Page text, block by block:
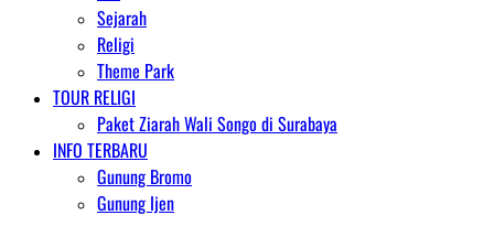
Sejarah
Religi
Theme Park
TOUR RELIGI
Paket Ziarah Wali Songo di Surabaya
INFO TERBARU
Gunung Bromo
Gunung Ijen